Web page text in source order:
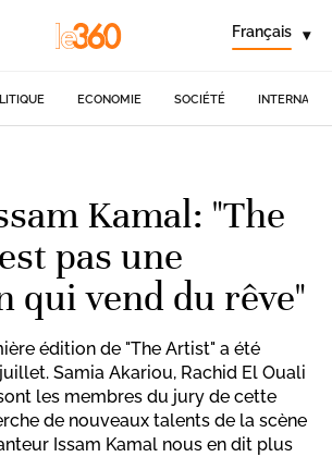
Français ▾
ECONOMIE SOCIÉTÉ
Kamal: "The
pas une
qui vend du rêve"
édition de "The Artist" a été
Samia Akariou, Rachid El Ouali
les membres du jury de cette
de nouveaux talents de la scène
Issam Kamal nous en dit plus